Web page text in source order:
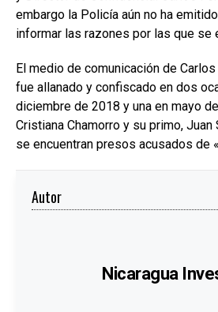
embargo la Policía aún no ha
informar las razones por las que se
El medio de comunicación de
fue allanado y confiscado en dos
diciembre de 2018 y una en mayo
Cristiana Chamorro y su primo, Juan
se encuentran presos acusados de
Autor
Nicaragua